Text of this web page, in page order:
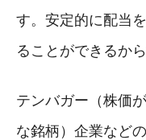
す。安定的に配当
ることができるから
テンバガー（株価
な銘柄）企業など